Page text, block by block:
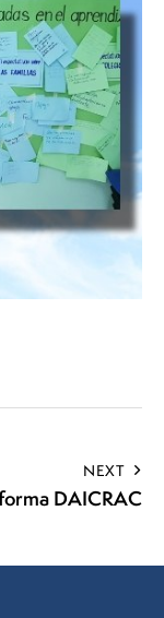
NEXT
DAICRAC